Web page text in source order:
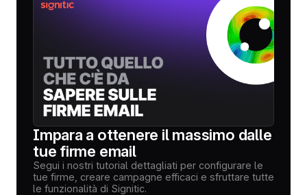
Impara a ottenere il massimo dalle
tue firme email
Segui i nostri tutorial dettagliati per configurare le
tue firme, creare campagne efficaci e sfruttare tutte
le funzionalità di Signitic.